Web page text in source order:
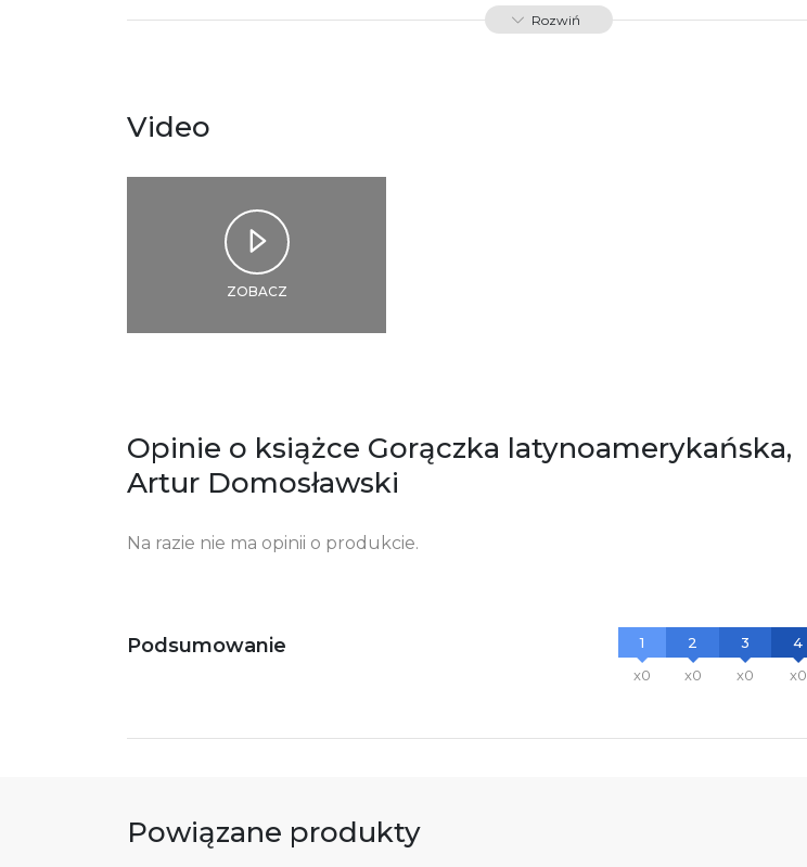
Polska
kontakt@wydajenamsie.pl
Rozwiń
Video
ZOBACZ
Opinie o książce Gorączka latynoamerykańska,
Artur Domosławski
Na razie nie ma opinii o produkcie.
Podsumowanie
1
x0
2
x0
3
x0
4
x0
Powiązane produkty